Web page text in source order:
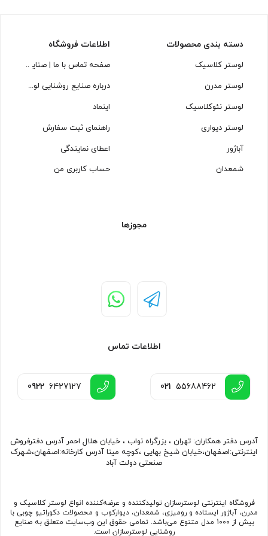
دسته بندی محصولات
لوستر کلاسیک
لوستر مدرن
لوستر نئوکلاسیک
لوستر دیواری
آباژور
شمعدان
اطلاعات فروشگاه
صفحه تماس با ما | صنایع
درباره صنایع روشنایی لوسترسازان
اینماد
راهنمای ثبت سفارش
اعطای نمایندگی
حساب کاربری من
مجوزها
اطلاعات تماس
021 55688462
0922 6427127
آدرس دفتر همکاران: تهران ، بزرگراه نواب ، خیابان هلال احمر آدرس دفترفروش
اینترنتی:اصفهان،خیابان شیخ بهایی ،کوچه مینا آدرس کارخانه:اصفهان،شهرک
صنعتی دولت آباد
فروشگاه اینترنتی لوسترسازان تولیدکننده و عرضه‌کننده انواع لوستر کلاسیک و
مدرن، آباژور ایستاده و رومیزی، شمعدان، دیوارکوب و محصولات دکوراتیو چوبی با
بیش از 1000 مدل متنوع می‌باشد. تمامی حقوق این وب‌سایت متعلق به صنایع
روشنایی لوسترسازان است.